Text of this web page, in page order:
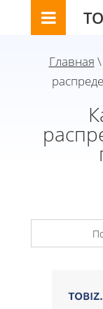
Главная \